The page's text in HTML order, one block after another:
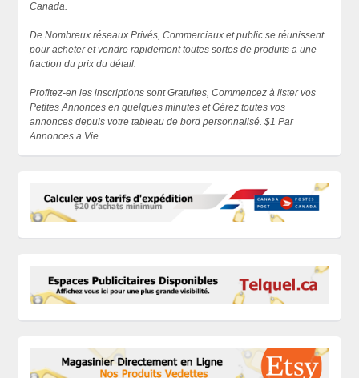
Canada.
De Nombreux réseaux Privés, Commerciaux et public se réunissent
pour acheter et vendre rapidement toutes sortes de produits a une
fraction du prix du détail.
Profitez-en les inscriptions sont Gratuites, Commencez à lister vos
Petites Annonces en quelques minutes et Gérez toutes vos
annonces depuis votre tableau de bord personnalisé. $1 Par
Annonces a Vie.